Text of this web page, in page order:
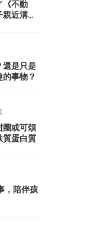
《不動
親近溝
還是只是
事物？
圈或可頌
質蛋白質
，陪伴孩